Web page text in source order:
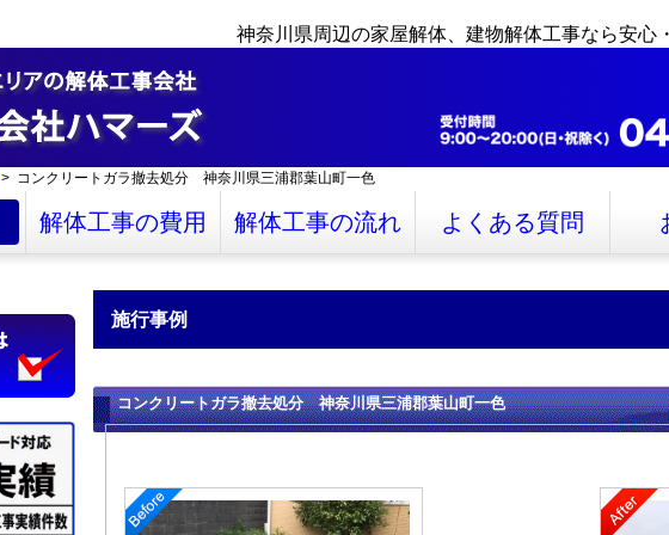
神奈川県周辺の家屋解体、建物解体工事なら安心
> コンクリートガラ撤去処分 神奈川県三浦郡葉山町一色
解体工事の費用 解体工事の流れ よくある質問
施行事例
コンクリートガラ撤去処分 神奈川県三浦郡葉山町一色